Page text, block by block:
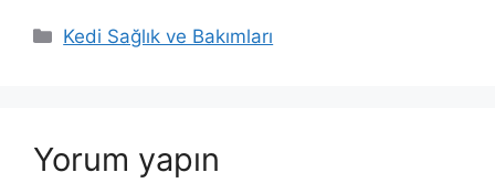
Kategoriler
Kedi Sağlık ve Bakımları
Yorum yapın